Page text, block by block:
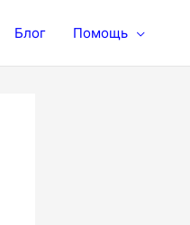
Блог Помощь